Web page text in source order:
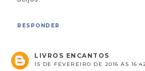
RESPONDER
LIVROS ENCANTOS
15 DE FEVEREIRO DE 2016 ÀS